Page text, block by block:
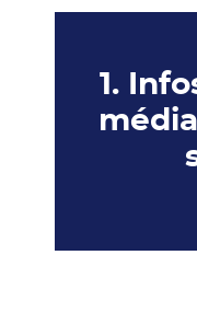
1.